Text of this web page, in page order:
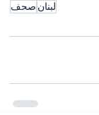
لبنان صحف